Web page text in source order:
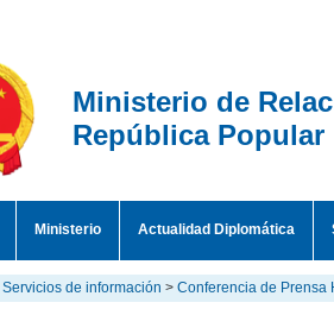
Ministerio de
República Popular
Ministerio Actualidad Diplomática
Servicios de información > Conferencia de Prensa